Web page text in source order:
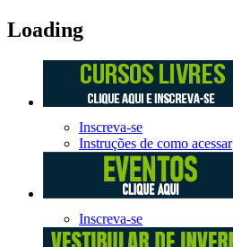
Loading
Inscreva-se
Instruções de como acessar
Inscreva-se